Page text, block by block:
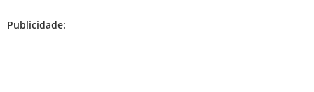
Publicidade: